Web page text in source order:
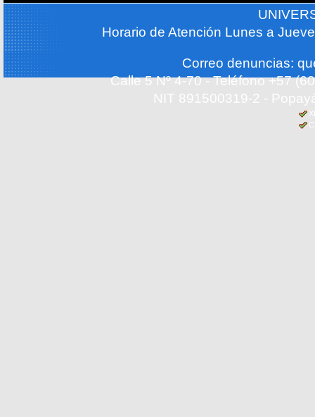
Horario de Atención Lunes a
Correo denuncias:
Calle 5 Nº 4-70 - Teléfono +57
NIT 891500319-2 -